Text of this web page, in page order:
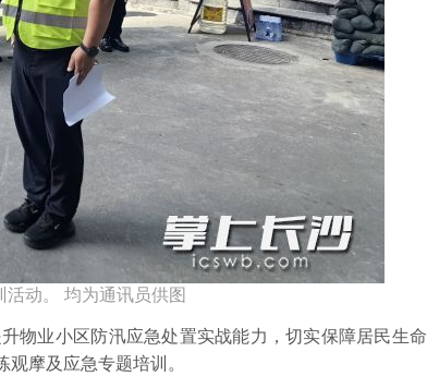
动。 均为通讯员供图
业小区防汛应急处置实战能力，切实保障居民生命
摩及应急专题培训。